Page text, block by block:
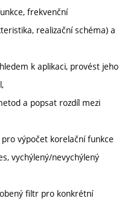
frekvenční
realizační schéma) a
k aplikaci, provést jeho
a popsat rozdíl mezi
výpočet korelační funkce
vychýlený/nevychýlený
filtr pro konkrétní